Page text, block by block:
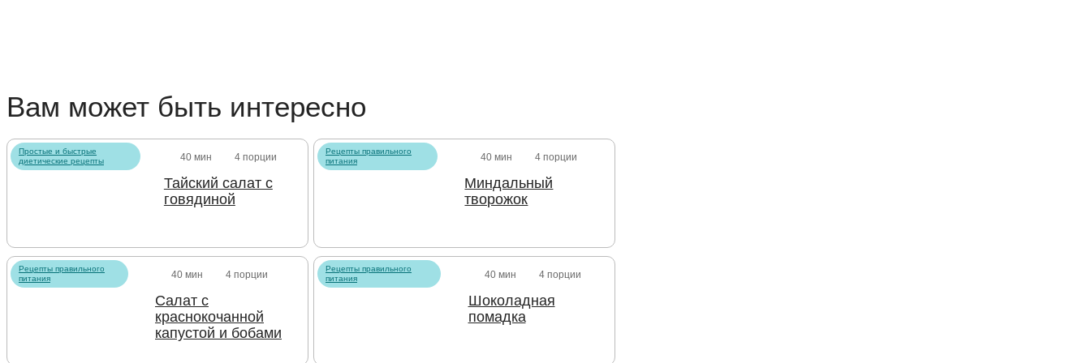
Вам может быть интересно
Простые и быстрые
диетические рецепты
40 мин 4 порции
Тайский салат с
говядиной
Рецепты правильного
питания
40 мин 4 порции
Миндальный
творожок
Рецепты правильного
питания
40 мин 4 порции
Салат с
краснокочанной
капустой и бобами
Рецепты правильного
питания
40 мин 4 порции
Шоколадная
помадка